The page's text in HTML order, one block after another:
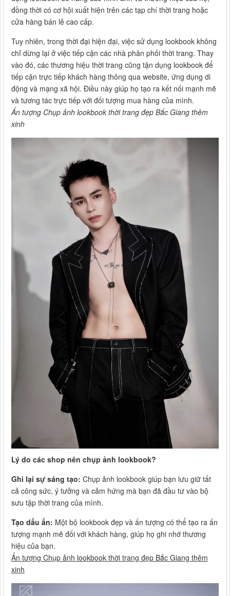
đồng thời có cơ hội xuất hiện trên các tạp chí thời trang hoặc
cửa hàng bán lẻ cao cấp.
Tuy nhiên, trong thời đại hiện đại, việc sử dụng lookbook không
chỉ dừng lại ở việc tiếp cận các nhà phân phối thời trang. Thay
vào đó, các thương hiệu thời trang cũng tận dụng lookbook để
tiếp cận trực tiếp khách hàng thông qua website, ứng dụng di
động và mạng xã hội. Điều này giúp họ tạo ra kết nối mạnh mẽ
và tương tác trực tiếp với đối tượng mua hàng của mình.
Ấn tượng Chụp ảnh lookbook thời trang đẹp Bắc Giang thêm
xinh
Lý do các shop nên chụp ảnh lookbook?
Ghi lại sự sáng tạo: Chụp ảnh lookbook giúp bạn lưu giữ tất
cả công sức, ý tưởng và cảm hứng mà bạn đã đầu tư vào bộ
sưu tập thời trang của mình.
Tạo dấu ấn: Một bộ lookbook đẹp và ấn tượng có thể tạo ra ấn
tượng mạnh mẽ đối với khách hàng, giúp họ ghi nhớ thương
hiệu của bạn.
Ấn tượng Chụp ảnh lookbook thời trang đẹp Bắc Giang thêm
xinh